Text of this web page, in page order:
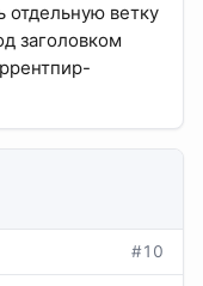
отдельную ветку
заголовком
#10